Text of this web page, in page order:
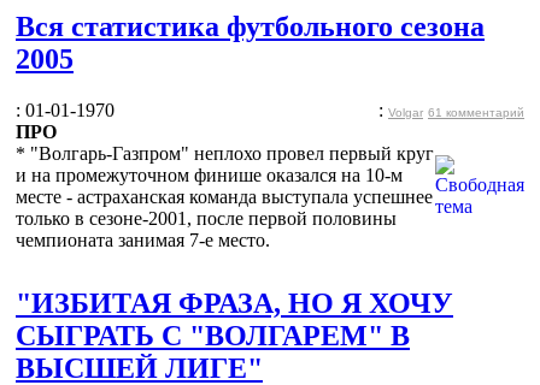
Вся статистика футбольного сезона
2005
: 01-01-1970 : Volgar 61 комментарий
ПРО
* "Волгарь-Газпром" неплохо провел первый круг
и на промежуточном финише оказался на 10-м
месте - астраханская команда выступала успешнее
только в сезоне-2001, после первой половины
чемпионата занимая 7-е место.
"ИЗБИТАЯ ФРАЗА, НО Я ХОЧУ
СЫГРАТЬ С "ВОЛГАРЕМ" В
ВЫСШЕЙ ЛИГЕ"